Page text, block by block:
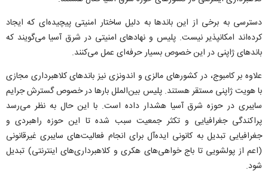
دسترسی به برخی از این باند‌ها به دلیل ساختار امنیتی پیچیده‌ای که ایجاد
کرده‌اند امکانپذیر نیست. پلیس و نهاد‌های امنیتی در شرق آسیا می‌گویند که
باند‌های ژاپنی در این خصوص بسیار حرفه‌ای عمل می‌کنند.
علاوه بر کامبوج، در کشور‌های مالزی و اندونزی نیز باند‌های کلاهبرداری مجازی
با هویت ژاپنی مستقر هستند. پلیس بین‌الملل بار‌ها در خصوص گسترش جرایم
سایبری در حوزه شرق آسیا هشدار داده است. با این حال به نظر می‌رسد
پراکندگی جغرافیایی و تکثر جمعیت سبب شده تا این حوزه راهبردی و
جغرافیایی تبدیل به کانونی ایده‌آل برای انجام فعالیت‌های سایبری غیرقانونی
(اعم از پولشویی تا باج خواهی‌های هکری و کلاهبرداری‌های اینترنتی) تبدیل
شود.